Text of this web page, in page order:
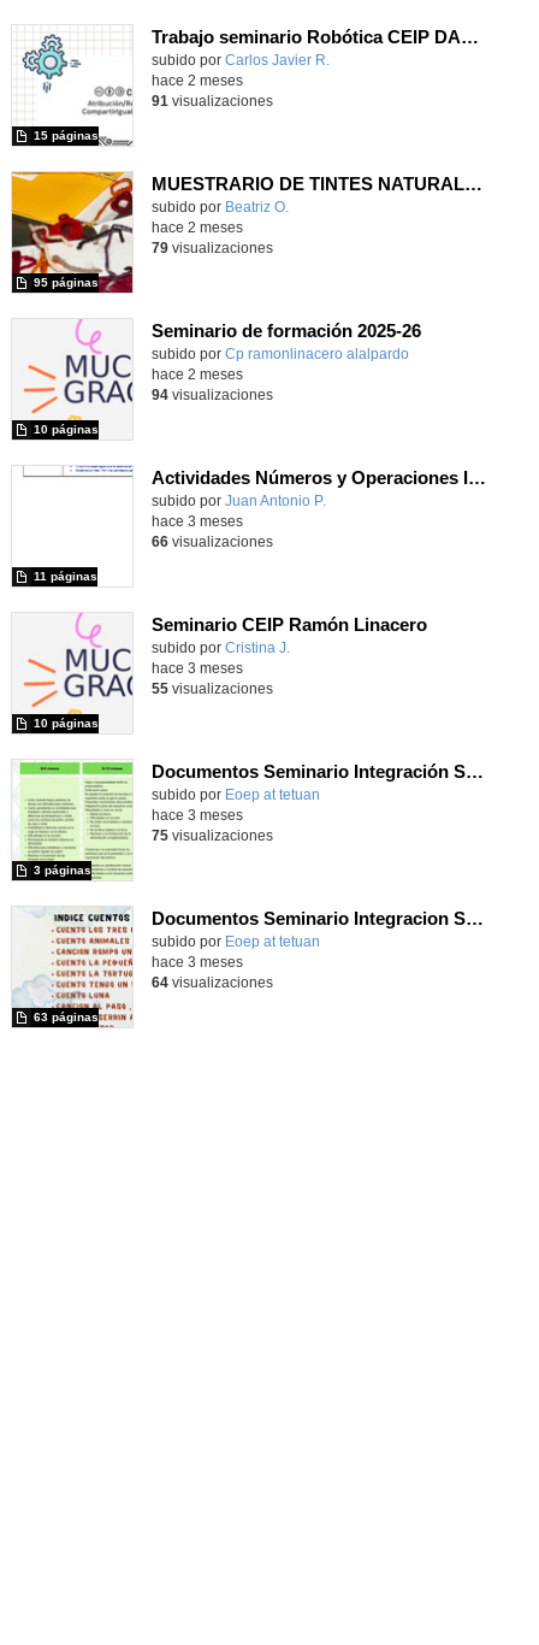
Trabajo seminario Robótica CEIP DAOIZ Y VELARDE
Contenido educativo.
subido por Carlos Javier R.
15 páginas
hace 2 meses
91 visualizaciones
MUESTRARIO DE TINTES NATURALES
Contenido educativo.
subido por Beatriz O.
95 páginas
hace 2 meses
79visualizaciones
Seminario de formación 2025-26
subido por Cp ramonlinacero alalpardo
10 páginas
-
hace 2 meses
94visualizaciones
Actividades Números y Operaciones Infantil y 1er Ciclo Primaria
Contenido educativo.
subido por Juan Antonio P.
11 páginas
hace 3 meses
66visualizaciones
Seminario CEIP Ramón Linacero
Contenido educativo.
subido por Cristina J.
10 páginas
hace 3 meses
55visualizaciones
Documentos Seminario Integración Sensorial
Contenido educativo.
subido por Eoep at tetuan
3 páginas
hace 3 meses
75visualizaciones
Documentos Seminario Integracion Sensorial
Contenido educativo.
subido por Eoep at tetuan
63 páginas
hace 3 meses
64visualizaciones